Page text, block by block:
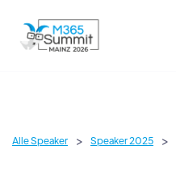
Alle Speaker > Speaker 2025 >